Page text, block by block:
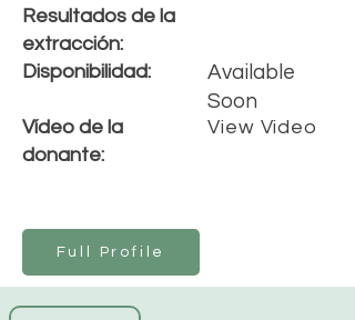
Resultados de la
extracción:
Disponibilidad:
Vídeo de la
donante:
Available
Soon
View Video
Full Profile